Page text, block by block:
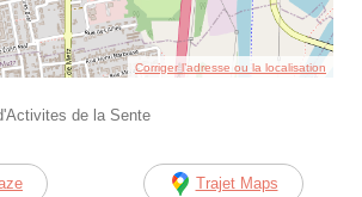
Corriger l’adresse ou la localisation
de la Sente
Trajet Maps